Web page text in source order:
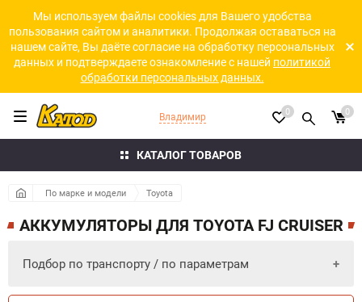
Мы используем файлы cookies для Вашего удобства
пользования сайтом и аналитики. Продолжая оставаться на
нашем сайте, Вы даёте согласие на обработку персональных
данных и подтверждаете ознакомление с нашей политикой
обработки персональных данных.
КАТАЛОГ ТОВАРОВ
Владимир 0 0
По марке и модели Toyota
АККУМУЛЯТОРЫ ДЛЯ TOYOTA FJ CRUISER
Подбор по транспорту / по параметрам